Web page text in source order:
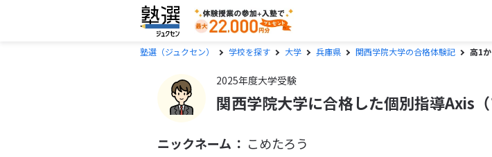
塾選（ジュクセン） 学校を探す 大学 兵庫県 関西学院大学の合格体験記 高1
2025年度大学受験
関西学院大学に合格した個別指導Axis
ニックネーム
こめたろう